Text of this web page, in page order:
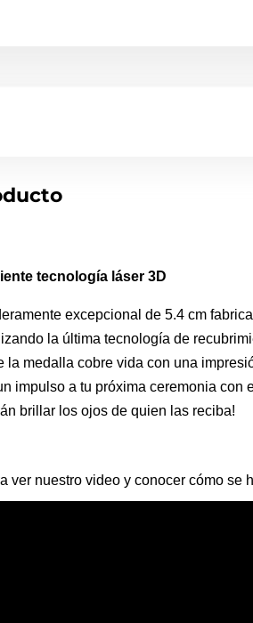
tecnología láser 3D
excepcional de 5.4 cm
la última tecnología de
la medalla cobre vida con una
impulso a tu próxima ceremonia con
brillar los ojos de quien las reciba!
ver nuestro video y conocer cómo se